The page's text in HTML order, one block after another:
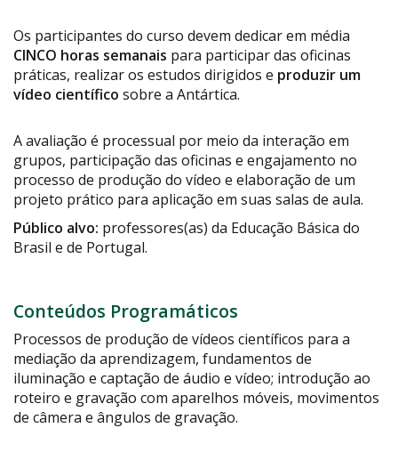
Os participantes do curso devem dedicar em média
CINCO horas semanais para participar das oficinas
práticas, realizar os estudos dirigidos e produzir um
vídeo científico sobre a Antártica.
A avaliação é processual por meio da interação em
grupos, participação das oficinas e engajamento no
processo de produção do vídeo e elaboração de um
projeto prático para aplicação em suas salas de aula.
Público alvo: professores(as) da Educação Básica do
Brasil e de Portugal.
Conteúdos Programáticos
Processos de produção de vídeos científicos para a
mediação da aprendizagem, fundamentos de
iluminação e captação de áudio e vídeo; introdução ao
roteiro e gravação com aparelhos móveis, movimentos
de câmera e ângulos de gravação.